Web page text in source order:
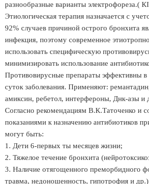
разнообразные варианты электрофореза.(
Этиологическая терапия назначается с
92% случаев причиной острого бронхита
инфекция, поэтому современное
использовать специфическую
минимизировать использование
Противовирусные препараты эффективны в
суток заболевания. Применяют:
амиксин, ребетол, интерфероны, Днк-азы и
Согласно рекомендациям В.К.Таточенко и
показаниями к назначению антибиотиков
могут быть:
1. Дети 6-первых ты месяцев жизни;
2. Тяжелое течение бронхита
3. Наличие отягощенного преморбидного
травма, недоношенность, гипотрофия и